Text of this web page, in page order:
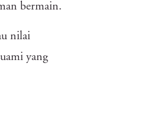
bermain.
nilai
yang